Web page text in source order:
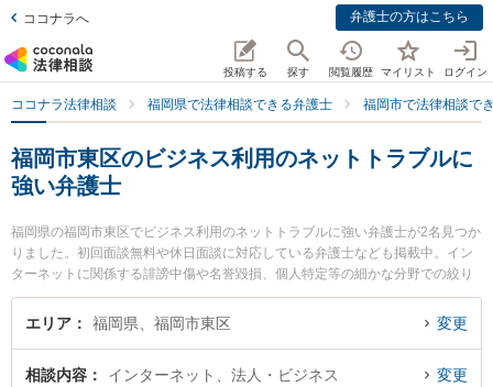
ココナラへ 弁護士の方はこちら
投稿する 探す 閲覧履歴 マイリスト ログイン
ココナラ法律相談 福岡県で法律相談できる弁護士 福岡市で法律相談で
福岡市東区のビジネス利用のネットトラブルに
強い弁護士
福岡県の福岡市東区でビジネス利用のネットトラブルに強い弁護士が2名見つか
りました。初回面談無料や休日面談に対応している弁護士なども掲載中。イン
ターネットに関係する誹謗中傷や名誉毀損、個人特定等の細かな分野での絞り
込み検索もでき便利です。特に香椎照葉法律事務所の牟田口 裕史弁護士やIK法
律事務所の石松 信行弁護士のプロフィール情報や弁護士費用、強みなどが注目
ラブルのトラブル解決の実績豊富な近くの弁護士を検索したい』『初回相談無
エリア 福岡県、福岡市東区 変更
相談内容 インターネット、法人・ビジネス 変更